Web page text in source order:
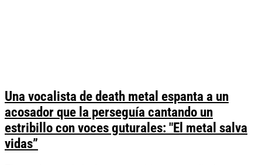
Una vocalista de death metal espanta a un
acosador que la perseguía cantando un
estribillo con voces guturales: "El metal salva
vidas”